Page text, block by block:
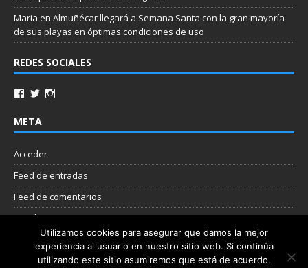
Maria en Almuñécar llegará a Semana Santa con la gran mayoría
de sus playas en óptimas condiciones de uso
REDES SOCIALES
META
Acceder
Feed de entradas
Feed de comentarios
WordPress.org
Nube de etiquetas
Utilizamos cookies para asegurar que damos la mejor
experiencia al usuario en nuestro sitio web. Si continúa
utilizando este sitio asumiremos que está de acuerdo.